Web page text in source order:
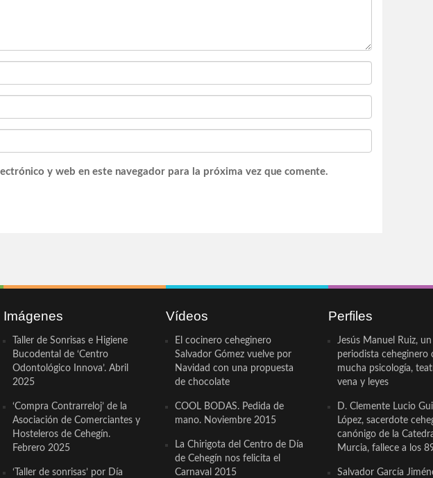
y web en este navegador para la próxima vez que comente.
Imágenes
Taller de Sonrisas e Higiene
Bucodental de ‘Centro
Odontológico Innova’. Abril
2025
‘Compra Contrarreloj’ de la
Asociación de Comerciantes y
Hosteleros de Cehegín.
Febrero 2025
‘Taller de sonrisas’ por Día
Vídeos
El cocinero ceheginero
Salvador Gómez vuelve por
Navidad con una propuesta
de chocolate
COOL BODAS. Pedida de
mano. Noviembre 2015
La Chirigota del Centro de Día
de Cehegín nos felicita el
Carnaval 2015
Perfiles
Jesús Manuel Ruiz, un
periodista ceheginero
mucha psicología,
vena y leyes
D. Clemente Lucio
López, sacerdote
canónigo de la
Murcia, fallece a los
Salvador García